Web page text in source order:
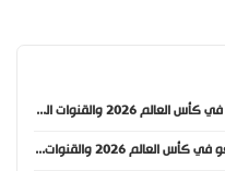
موعد مباراة إنجلترا وكرواتيا في كأس العالم 2026 والقنوات الناقلة
موعد مباراة البرتغال والكونغو في كأس العالم 2026 والقنوات الناقلة